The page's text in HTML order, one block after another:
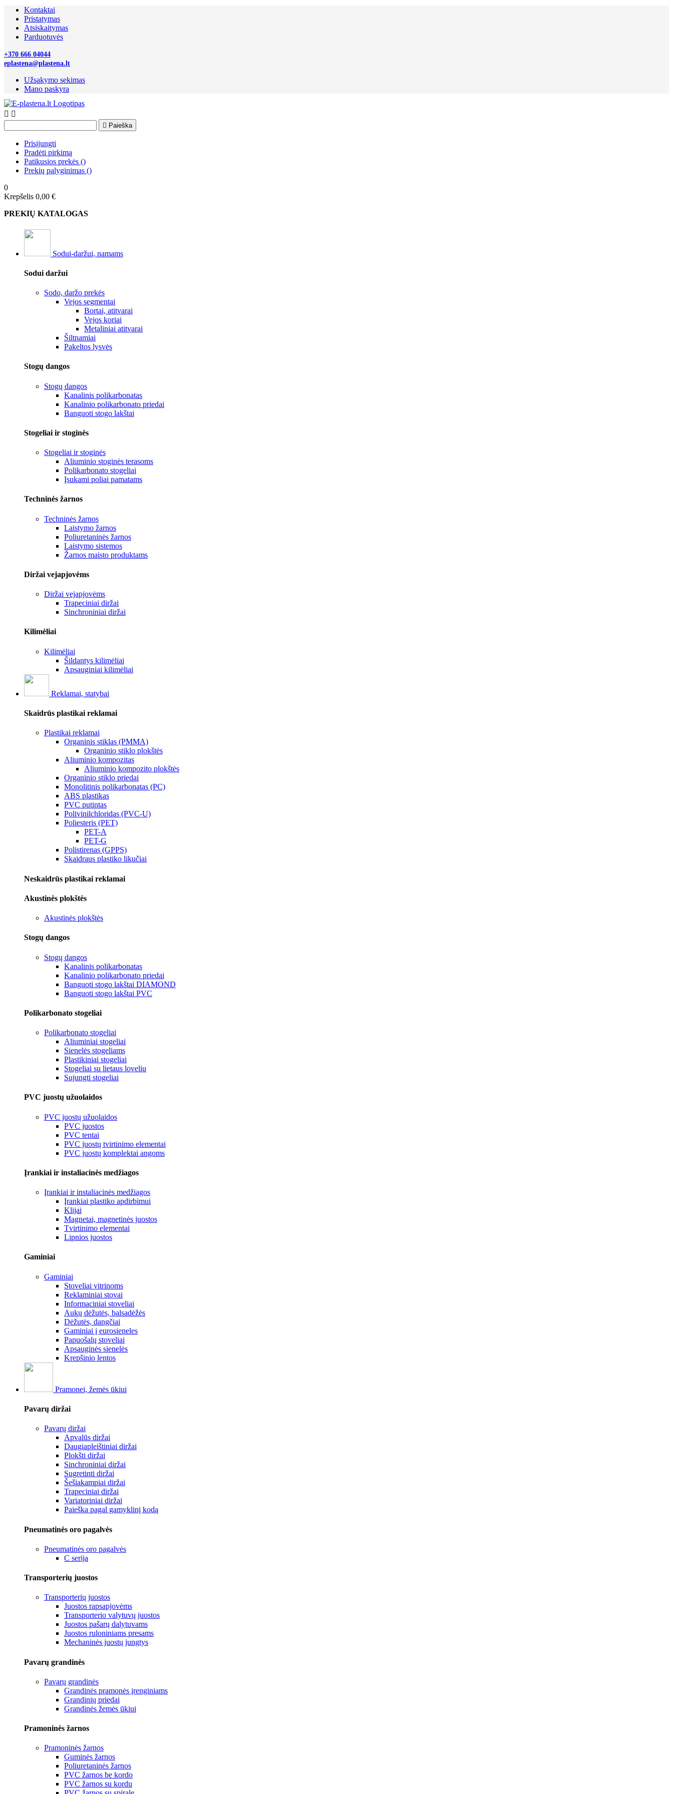
Kontaktai
Pristatymas
Atsiskaitymas
Parduotuvės
+370 666 04044
eplastena@plastena.lt
Užsakymo sekimas
Mano paskyra
 
 Paieška
Prisijungti
Pradėti pirkimą
Patikusios prekės ()
Prekių palyginimas ()
0
Krepšelis 0,00 €
PREKIŲ KATALOGAS
Sodui-daržui, namams
Sodui daržui
Sodo, daržo prekės
Vejos segmentai
Bortai, atitvarai
Vejos koriai
Metaliniai atitvarai
Šiltnamiai
Pakeltos lysvės
Stogų dangos
Stogų dangos
Kanalinis polikarbonatas
Kanalinio polikarbonato priedai
Banguoti stogo lakštai
Stogeliai ir stoginės
Stogeliai ir stoginės
Aliuminio stoginės terasoms
Polikarbonato stogeliai
Įsukami poliai pamatams
Techninės žarnos
Techninės žarnos
Laistymo žarnos
Poliuretaninės žarnos
Laistymo sistemos
Žarnos maisto produktams
Diržai vejapjovėms
Diržai vejapjovėms
Trapeciniai diržai
Sinchroniniai diržai
Kilimėliai
Kilimėliai
Šildantys kilimėliai
Apsauginiai kilimėliai
Reklamai, statybai
Skaidrūs plastikai reklamai
Plastikai reklamai
Organinis stiklas (PMMA)
Organinio stiklo plokštės
Aliuminio kompozitas
Aliuminio kompozito plokštės
Organinio stiklo priedai
Monolitinis polikarbonatas (PC)
ABS plastikas
PVC putintas
Polivinilchloridas (PVC-U)
Poliesteris (PET)
PET-A
PET-G
Polistirenas (GPPS)
Skaidraus plastiko likučiai
Neskaidrūs plastikai reklamai
Akustinės plokštės
Akustinės plokštės
Stogų dangos
Stogų dangos
Kanalinis polikarbonatas
Kanalinio polikarbonato priedai
Banguoti stogo lakštai DIAMOND
Banguoti stogo lakštai PVC
Polikarbonato stogeliai
Polikarbonato stogeliai
Aliuminiai stogeliai
Sienelės stogeliams
Plastikiniai stogeliai
Stogeliai su lietaus loveliu
Sujungti stogeliai
PVC juostų užuolaidos
PVC juostų užuolaidos
PVC juostos
PVC tentai
PVC juostų tvirtinimo elementai
PVC juostų komplektai angoms
Įrankiai ir instaliacinės medžiagos
Įrankiai ir instaliacinės medžiagos
Įrankiai plastiko apdirbimui
Klijai
Magnetai, magnetinės juostos
Tvirtinimo elementai
Lipnios juostos
Gaminiai
Gaminiai
Stoveliai vitrinoms
Reklaminiai stovai
Informaciniai stoveliai
Aukų dėžutės, balsadėžės
Dėžutės, dangčiai
Gaminiai į eurosieneles
Papuošalų stoveliai
Apsauginės sienelės
Krepšinio lentos
Pramonei, žemės ūkiui
Pavarų diržai
Pavarų diržai
Apvalūs diržai
Daugiapleištiniai diržai
Plokšti diržai
Sinchroniniai diržai
Sugretinti diržai
Šešiakampiai diržai
Trapeciniai diržai
Variatoriniai diržai
Paieška pagal gamyklinį kodą
Pneumatinės oro pagalvės
Pneumatinės oro pagalvės
C serija
Transporterių juostos
Transporterių juostos
Juostos rapsapjovėms
Transporterio valytuvų juostos
Juostos pašarų dalytuvams
Juostos ruloniniams presams
Mechaninės juostų jungtys
Pavarų grandinės
Pavarų grandinės
Grandinės pramonės įrenginiams
Grandinių priedai
Grandinės žemės ūkiui
Pramoninės žarnos
Pramoninės žarnos
Guminės žarnos
Poliuretaninės žarnos
PVC žarnos be kordo
PVC žarnos su kordu